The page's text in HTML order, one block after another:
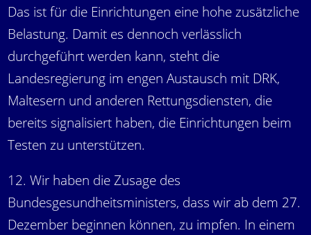
Das ist für die Einrichtungen eine hohe zusätzliche
Belastung. Damit es dennoch verlässlich
durchgeführt werden kann, steht die
Landesregierung im engen Austausch mit DRK,
Maltesern und anderen Rettungsdiensten, die
bereits signalisiert haben, die Einrichtungen beim
Testen zu unterstützen.
12. Wir haben die Zusage des
Bundesgesundheitsministers, dass wir ab dem 27.
Dezember beginnen können, zu impfen. In einem